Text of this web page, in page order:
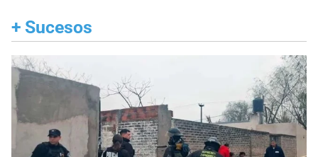
+ Sucesos